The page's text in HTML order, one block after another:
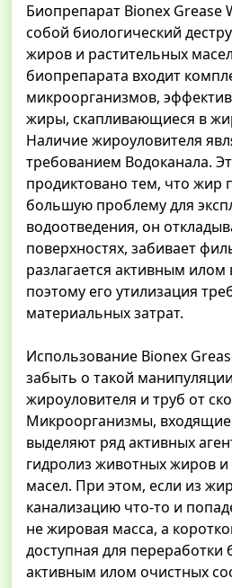
Биопрепарат Bionex Grease
собой биологический
жиров и растительных
биопрепарата входит
микроорганизмов,
жиры, скапливающиеся в
Наличие жироуловителя
требованием Водоканала.
продиктовано тем, что жир
большую проблему для
водоотведения, он
поверхностях, забивает
разлагается активным илом
поэтому его утилизация
материальных затрат.
Использование Bionex
забыть о такой
жироуловителя и труб от
Микроорганизмы, входящие
выделяют ряд активных
гидролиз животных жиров и
масел. При этом, если из
канализацию что-то и
не жировая масса, а
доступная для переработки
активным илом очистных